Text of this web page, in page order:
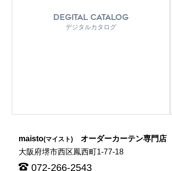
DEGITAL CATALOG
デジタルカタログ
maisto(マイスト) オーダーカーテン専門店
大阪府堺市西区鳳西町1-77-18
072-266-2543